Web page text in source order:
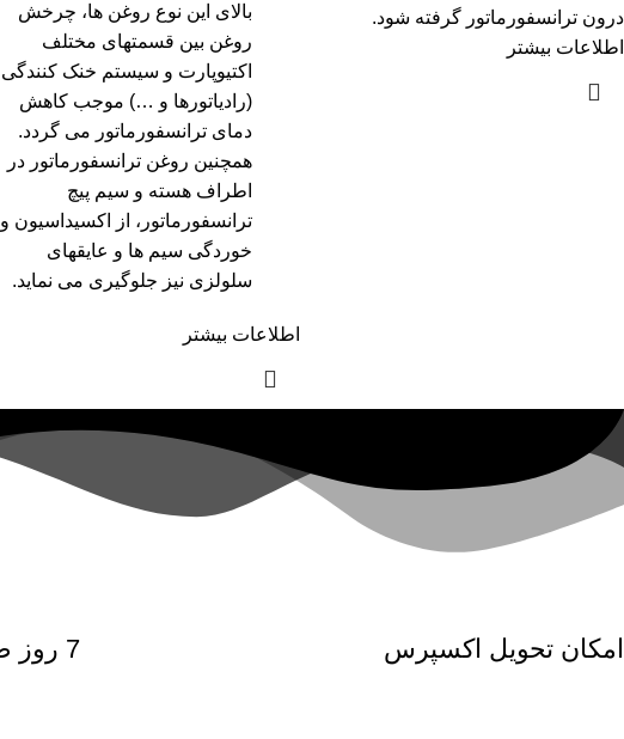
درون ترانسفورماتور گرفته شود.
اطلاعات بیشتر
بالای این نوع روغن ها، چرخش
روغن بین قسمتهای مختلف
اکتیوپارت و سیستم خنک کنندگی
(رادیاتورها و …) موجب کاهش
دمای ترانسفورماتور می گردد.
همچنین روغن ترانسفورماتور در
اطراف هسته و سیم پیچ
ترانسفورماتور، از اکسیداسیون و
خوردگی سیم ها و عایقهای
سلولزی نیز جلوگیری می نماید.
اطلاعات بیشتر
امکان تحویل اکسپرس 7 روز ضمانت بازگشت کالا